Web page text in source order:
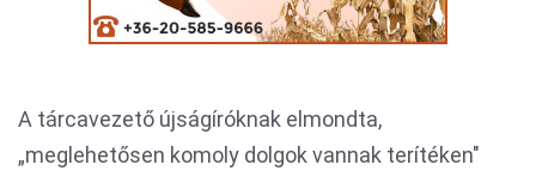
A tárcavezető újságíróknak elmondta,
„meglehetősen komoly dolgok vannak terítéken"